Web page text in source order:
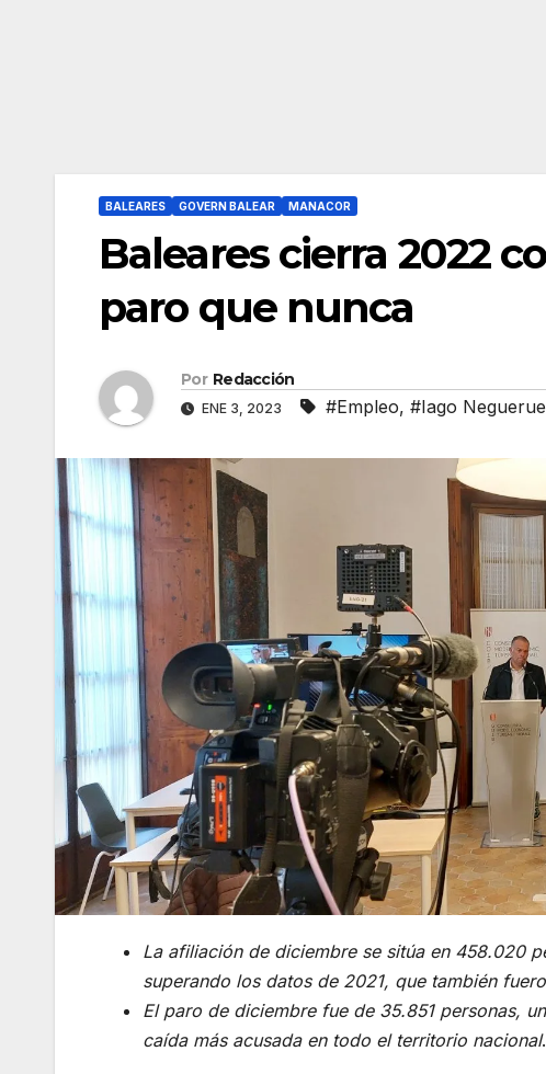
BALEARES GOVERN BALEAR MANACOR
Baleares cierra 2022
paro que nunca
Por Redacción
ENE 3, 2023 #Empleo, #Iago
La afiliación de diciembre se sitúa en 458.020
superando los datos de 2021, que también
El paro de diciembre fue de 35.851 personas,
caída más acusada en todo el territorio nacional.